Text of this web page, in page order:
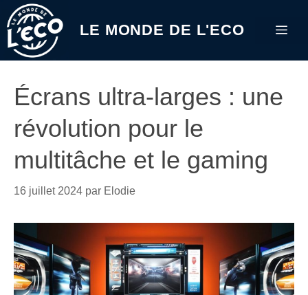
Aller
au
contenu
LE MONDE DE L'ECO
Écrans ultra-larges : une
révolution pour le
multitâche et le gaming
16 juillet 2024 par Elodie